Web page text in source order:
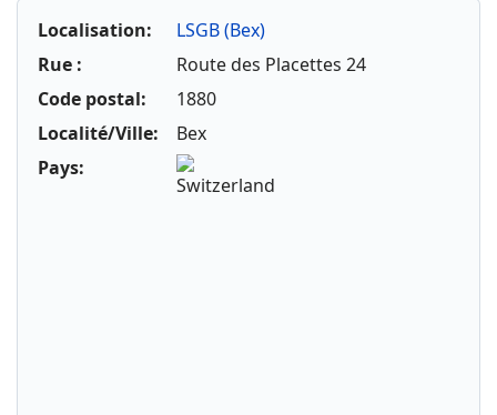
Localisation:
LSGB (Bex)
Rue :
Route des Placettes 24
Code postal:
1880
Localité/Ville:
Bex
Pays: